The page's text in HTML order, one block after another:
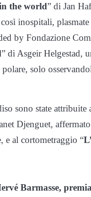
the world” di Jan
inospitali,
by Fondazione
” di Asgeir Helgestad,
solo
sono state attribuite
Djenguet, affermato
e al cortometraggio “
Barmasse,